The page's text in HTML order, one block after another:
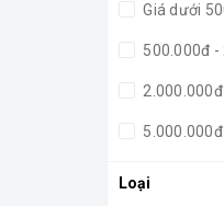
Giá dưới
500.000đ -
Loại